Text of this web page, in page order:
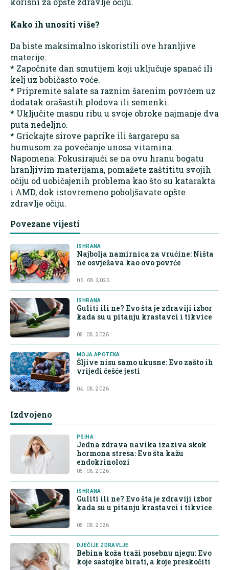
Kako ih unositi više?
Da biste maksimalno iskoristili ove hranljive
materije:
* Započnite dan smutijem koji uključuje spanać ili
kelj uz bobičasto voće.
* Pripremite salate sa raznim šarenim povrćem uz
dodatak orašastih plodova ili semenki.
* Uključite masnu ribu u svoje obroke najmanje dva
puta nedeljno.
* Grickajte sirove paprike ili šargarepu sa
humusom za povećanje unosa vitamina.
Napomena: Fokusirajući se na ovu hranu bogatu
hranljivim materijama, pomažete zaštititu svojih
očiju od uobičajenih problema kao što su katarakta
i AMD, dok istovremeno poboljšavate opšte
zdravlje očiju.
Povezane vijesti
ISHRANA
Najbolja namirnica za vrućine: Ništa
ne osvježava kao ovo povrće
06. 08. 2026.
ISHRANA
Guliti ili ne? Evo šta je zdraviji izbor
kada su u pitanju krastavci i tikvice
05. 08. 2026.
MOJA APOTEKA
Šljive nisu samo ukusne: Evo zašto ih
vrijedi češće jesti
04. 08. 2026.
Izdvojeno
PSIHA
Jedna zdrava navika izaziva skok
hormona stresa: Evo šta kažu
endokrinolozi
05. 08. 2026.
ISHRANA
Guliti ili ne? Evo šta je zdraviji izbor
kada su u pitanju krastavci i tikvice
05. 08. 2026.
DJEČIJE ZDRAVLJE
Bebina koža traži posebnu njegu: Evo
koje sastojke birati, a koje preskočiti